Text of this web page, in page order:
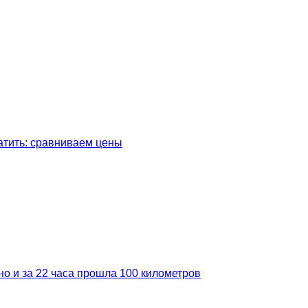
сравниваем цены
и за 22 часа прошла 100 километров